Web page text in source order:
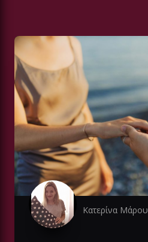
Κατερίνα Μάρου